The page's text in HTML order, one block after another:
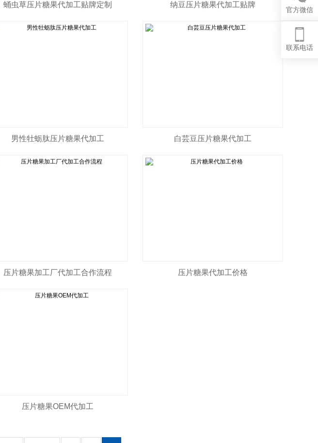
蛹虫草压片糖果代加工贴牌定制 纳豆压片糖果代加工贴牌
男性牡蛎肽压片糖果代加工 白芸豆压片糖果代加工
压片糖果加工厂代加工合作流程 压片糖果代加工价格
压片糖果OEM代加工
官方微信
联系电话